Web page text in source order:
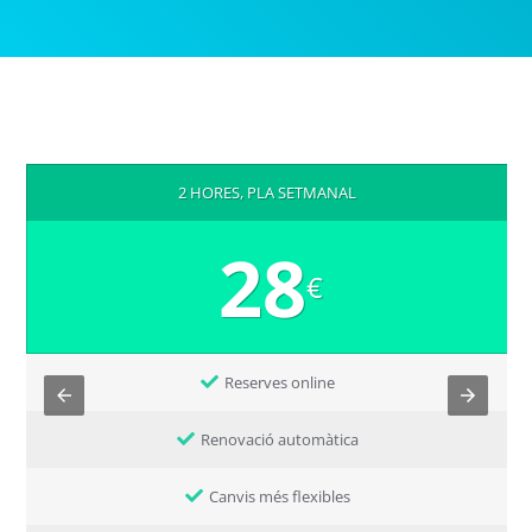
2 HORES, PLA SETMANAL
28€
Reserves online
Renovació automàtica
Canvis més flexibles